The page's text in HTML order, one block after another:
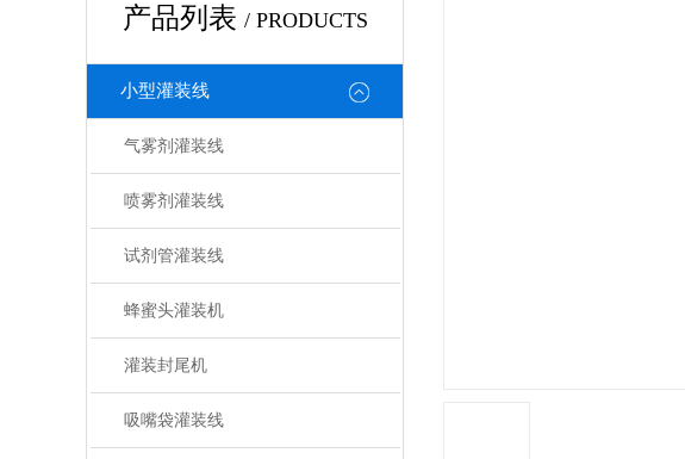
产品列表 / PRODUCTS
小型灌装线
气雾剂灌装线
喷雾剂灌装线
试剂管灌装线
蜂蜜头灌装机
灌装封尾机
吸嘴袋灌装线